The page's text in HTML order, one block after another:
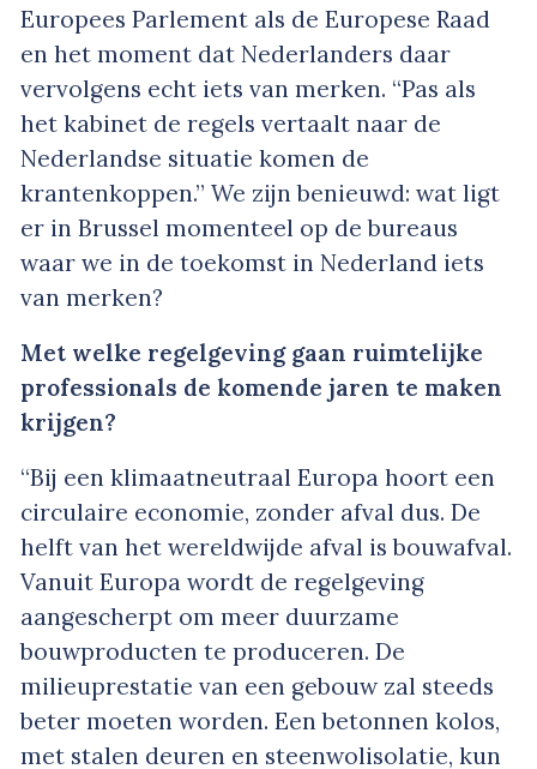
Europees Parlement als de Europese Raad
en het moment dat Nederlanders daar
vervolgens echt iets van merken. “Pas als
het kabinet de regels vertaalt naar de
Nederlandse situatie komen de
krantenkoppen.” We zijn benieuwd: wat ligt
er in Brussel momenteel op de bureaus
waar we in de toekomst in Nederland iets
van merken?
Met welke regelgeving gaan ruimtelijke
professionals de komende jaren te maken
krijgen?
“Bij een klimaatneutraal Europa hoort een
circulaire economie, zonder afval dus. De
helft van het wereldwijde afval is bouwafval.
Vanuit Europa wordt de regelgeving
aangescherpt om meer duurzame
bouwproducten te produceren. De
milieuprestatie van een gebouw zal steeds
beter moeten worden. Een betonnen kolos,
met stalen deuren en steenwolisolatie, kun